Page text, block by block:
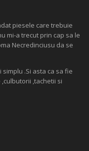
piesele care trebuie
mi-a trecut prin cap sa le
Necredinciusu da se
.Si asta ca sa fie
,tachetii si